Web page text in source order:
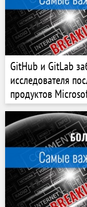
GitHub и GitLab
исследователя
продуктов